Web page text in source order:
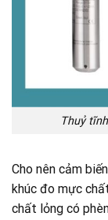
Thuỷ
Cho nên cảm
khúc đo mực
chất lỏng có